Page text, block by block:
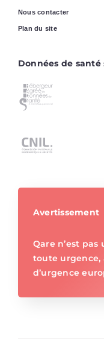
Nous contacter
Plan du site
Données de santé
Avertissement
Qare n’est pas
toute urgence,
d’urgence